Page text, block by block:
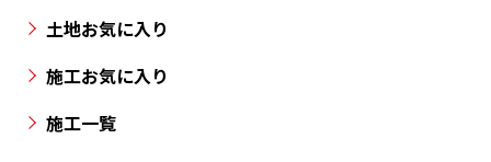
市
香
土地お気に入り
施工お気に入り
施工一覧